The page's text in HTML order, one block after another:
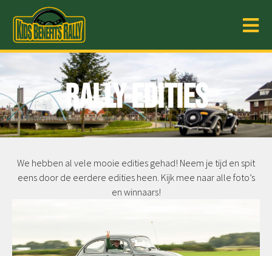
Rally edities
We hebben al vele mooie edities gehad! Neem je tijd en spit
eens door de eerdere edities heen. Kijk mee naar alle foto’s
en winnaars!